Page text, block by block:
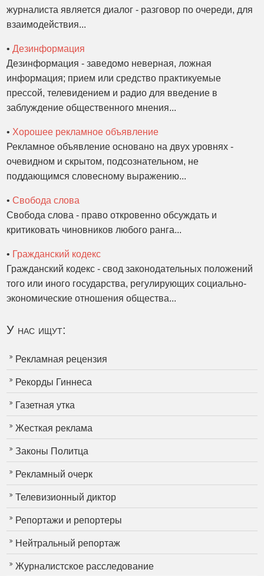
журналиста является диалог - разговор по очереди, для
взаимодействия...
•Дезинформация
Дезинформация - заведомо неверная, ложная
информация; прием или средство практикуемые
прессой, телевидением и радио для введение в
заблуждение общественного мнения...
• Хорошее рекламное объявление
Рекламное объявление основано на двух уровнях -
очевидном и скрытом, подсознательном, не
поддающимся словесному выражению...
•Свобода слова
Свобода слова - право откровенно обсуждать и
критиковать чиновников любого ранга...
• Гражданский кодекс
Гражданский кодекс - свод законодательных положений
того или иного государства, регулирующих социально-
экономические отношения общества...
У нас ищут:
Рекламная рецензия
Рекорды Гиннеса
Газетная утка
Жесткая реклама
Законы Политца
Рекламный очерк
Телевизионный диктор
Репортажи и репортеры
Нейтральный репортаж
Журналистское расследование